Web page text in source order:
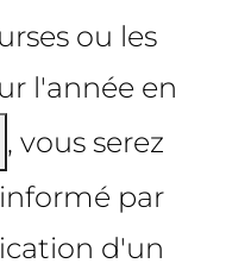
ou les
l'année en
, vous serez
par
d'un